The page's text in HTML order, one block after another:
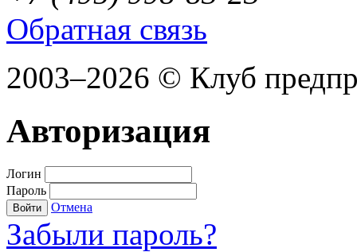
Обратная связь
2003–2026 © Клуб
Авторизация
Логин
Пароль
Войти Отмена
Забыли пароль?